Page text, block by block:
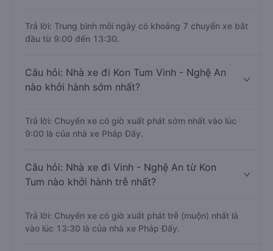
Trả lời: Trung bình mỗi ngày có khoảng 7 chuyến xe bắt
đầu từ 9:00 đến 13:30.
Câu hỏi: Nhà xe đi Kon Tum Vinh - Nghệ An
nào khởi hành sớm nhất?
Trả lời: Chuyến xe có giờ xuất phát sớm nhất vào lúc
9:00 là của nhà xe Pháp Đấy.
Câu hỏi: Nhà xe đi Vinh - Nghệ An từ Kon
Tum nào khởi hành trễ nhất?
Trả lời: Chuyến xe có giờ xuất phát trễ (muộn) nhất là
vào lúc 13:30 là của nhà xe Pháp Đấy.